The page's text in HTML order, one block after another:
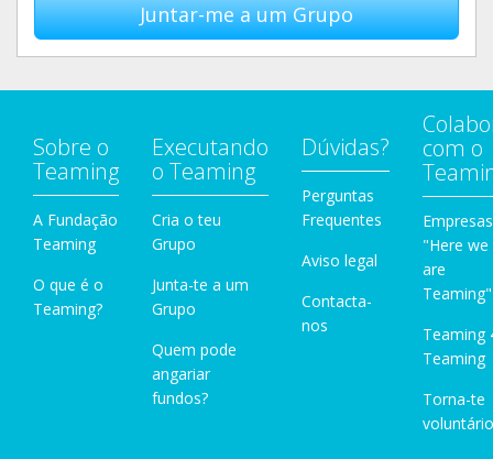
Juntar-me a um Grupo
Sobre o
Teaming
A Fundação
Teaming
O que é o
Teaming?
Executando
o Teaming
Cria o teu
Grupo
Junta-te a um
Grupo
Quem pode
angariar
fundos?
Dúvidas?
Perguntas
Frequentes
Aviso legal
Contacta-
nos
com o
Empresas
"Here we
are
Teaming"
Teaming
Teaming
Torna-te